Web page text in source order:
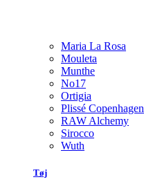
Maria La Rosa
Mouleta
Munthe
No17
Ortigia
Plissé Copenhagen
RAW Alchemy
Sirocco
Wuth
Tøj